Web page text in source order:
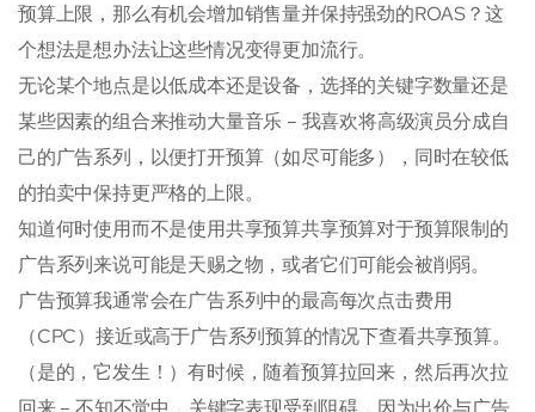
预算上限，那么有机会增加销售量并保持强劲的ROAS？这
个想法是想办法让这些情况变得更加流行。
无论某个地点是以低成本还是设备，选择的关键字数量还是
某些因素的组合来推动大量音乐 – 我喜欢将高级演员分成自
己的广告系列，以便打开预算（如尽可能多），同时在较低
的拍卖中保持更严格的上限。
知道何时使用而不是使用共享预算共享预算对于预算限制的
广告系列来说可能是天赐之物，或者它们可能会被削弱。
广告预算我通常会在广告系列中的最高每次点击费用
（CPC）接近或高于广告系列预算的情况下查看共享预算。
（是的，它发生！）有时候，随着预算拉回来，然后再次拉